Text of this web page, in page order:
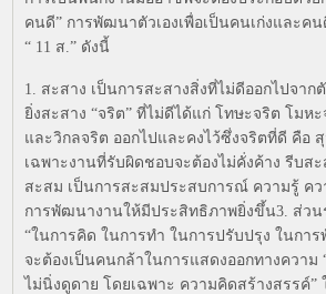
คนดี” การพัฒนาตัวเองเพื่อเป็นคนเก่งและค
“ 11 ส.” ดังนี้
1. สะสาง เป็นการสะสางสิ่งที่ไม่ดีออกไปจาก
ยิ่งสะสาง “จริต” ที่ไม่ดีได้แก่ โทษะจริต โมห
และวิกลจริต ออกไปและคงไว้ซึ่งจริตที่ดี คือ
เฉพาะงานที่รับผิดชอบจะต้องไม่คั่งค้าง รีบสะ
สะสม เป็นการสะสมประสบการณ์ ความรู้ คว
การพัฒนางานให้มีประสิทธิภาพยิ่งขึ้น3. ส่วน
“ในการคิด ในการทำ ในการปรับปรุง ในกา
จะต้องเป็นคนกล้าในการแสดงออกทางความ
ไม่นิ่งดูดาย โดยเฉพาะ ความคิดสร้างสรรค์